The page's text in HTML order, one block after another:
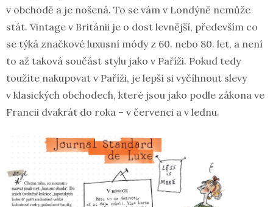
v obchodě a je nošená. To se vám v Londýně nemůže
stát. Vintage v Británii je o dost levnější, především co
se týká značkové luxusní módy z 60. nebo 80. let, a není
to až taková součást stylu jako v Paříži. Pokud tedy
toužíte nakupovat v Paříži, je lepší si vyčíhnout slevy
v klasických obchodech, které jsou jako podle zákona ve
Francii dvakrát do roka – v červenci a v lednu.